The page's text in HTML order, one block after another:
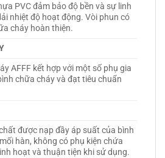
PVC đảm bảo độ bền và sự linh
nhiệt độ hoạt động. Vòi phun có
cháy hoàn thiện.
AFFF kết hợp với một số phụ gia
chữa cháy và đạt tiêu chuẩn
được nạp đầy áp suất của bình
hàn, không có phụ kiện chứa
hoạt và thuận tiện khi sử dụng.